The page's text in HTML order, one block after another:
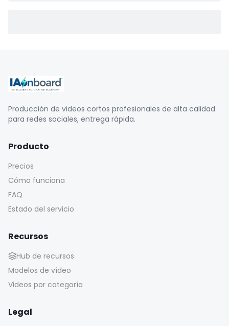
Producción de videos cortos profesionales de alta calidad
para redes sociales, entrega rápida.
Producto
Precios
Cómo funciona
FAQ
Estado del servicio
Recursos
Hub de recursos
Modelos de vídeo
Videos por categoría
Legal